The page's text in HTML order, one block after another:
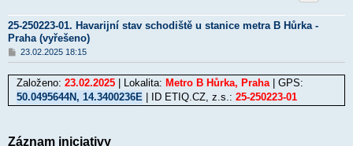
25-250223-01. Havarijní stav schodiště u stanice metra B Hůrka -
Praha (vyřešeno)
P
ř
s
p
ě
23.02.2025 18:15
Založeno: 23.02.2025 | Lokalita: Metro B Hůrka, Praha| GPS:
50.0495644N, 14.3400236E | ID ETIQ.CZ, z.s.: 25-250223-01
Záznam iniciativy